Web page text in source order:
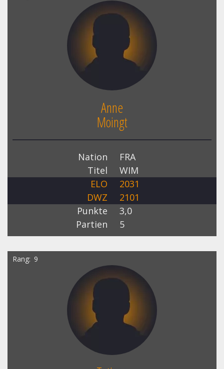
Anne
Moingt
Nation
FRA
Titel
WIM
ELO
2031
DWZ
2101
Punkte
3,0
Partien
5
Rang 9